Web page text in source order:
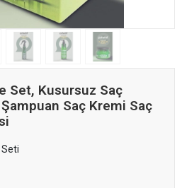
Set, Kusursuz Saç
Saç Kremi Saç